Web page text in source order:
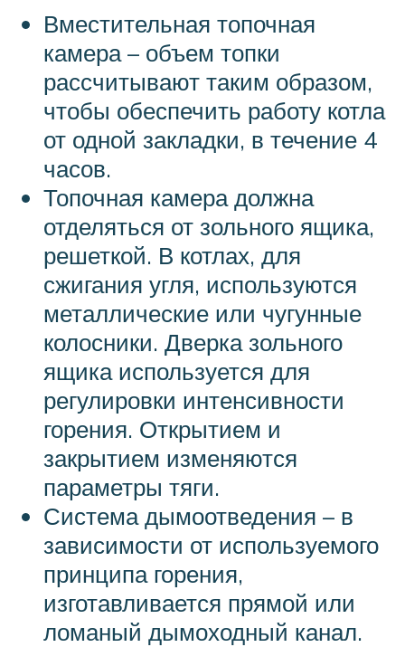
Вместительная топочная
камера – объем топки
рассчитывают таким образом,
чтобы обеспечить работу котла
от одной закладки, в течение 4
часов.
Топочная камера должна
отделяться от зольного ящика,
решеткой. В котлах, для
сжигания угля, используются
металлические или чугунные
колосники. Дверка зольного
ящика используется для
регулировки интенсивности
горения. Открытием и
закрытием изменяются
параметры тяги.
Система дымоотведения – в
зависимости от используемого
принципа горения,
изготавливается прямой или
ломаный дымоходный канал.